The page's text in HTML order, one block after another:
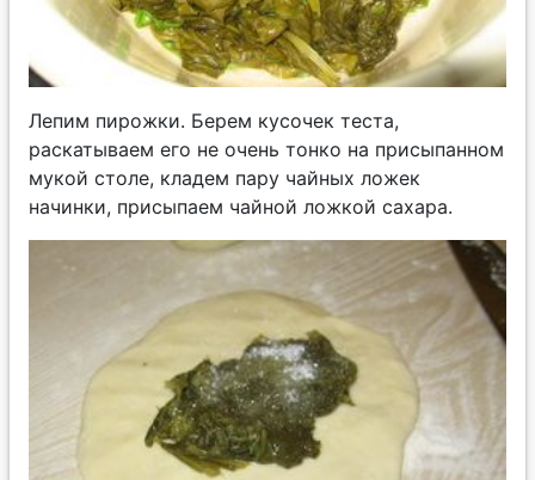
Лепим пирожки. Берем кусочек теста,
раскатываем его не очень тонко на присыпанном
мукой столе, кладем пару чайных ложек
начинки, присыпаем чайной ложкой сахара.